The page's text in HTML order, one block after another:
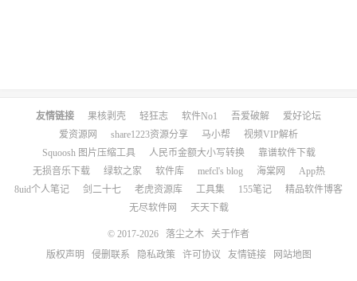
友情链接 果核剥壳 轻狂志 软件No1 吾爱破解
爱好论坛
爱资源网
share1223资源分享 马小帮
视频VIP解析
Squoosh 图片压缩工具
人民币金额大小写转换
靠谱软件下载
无损音乐下载
绿软之家 软件库 mefcl's blog 海棠网
App热
8uid个人笔记
剑二十七 老虎资源库 工具集 155笔记
精品软件博客
无尽软件网
天天下载
© 2017-2026 落尘之木
关于作者
版权声明
侵删联系 隐私政策 许可协议 友情链接 网站地图